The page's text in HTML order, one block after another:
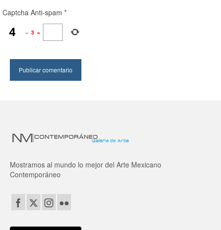
Captcha Anti-spam *
− 3 =
Mostramos al mundo lo mejor del Arte Mexicano
Contemporáneo